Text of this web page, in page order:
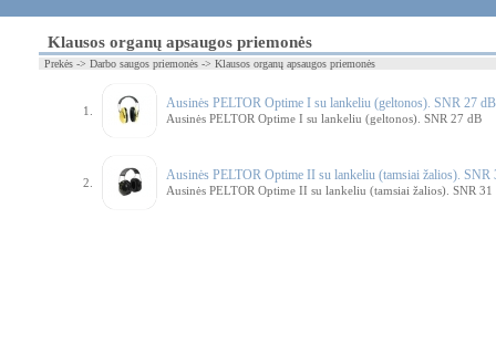
Klausos organų apsaugos priemonės
Prekės -> Darbo saugos priemonės -> Klausos organų apsaugos priemonės
1. Ausinės PELTOR Optime I su lankeliu (geltonos). SNR 27
Ausinės PELTOR Optime I su lankeliu (geltonos). SNR 27 dB
2. Ausinės PELTOR Optime II su lankeliu (tamsiai žalios).
Ausinės PELTOR Optime II su lankeliu (tamsiai žalios). SNR 31